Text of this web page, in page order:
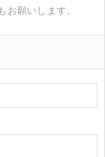
願いします。